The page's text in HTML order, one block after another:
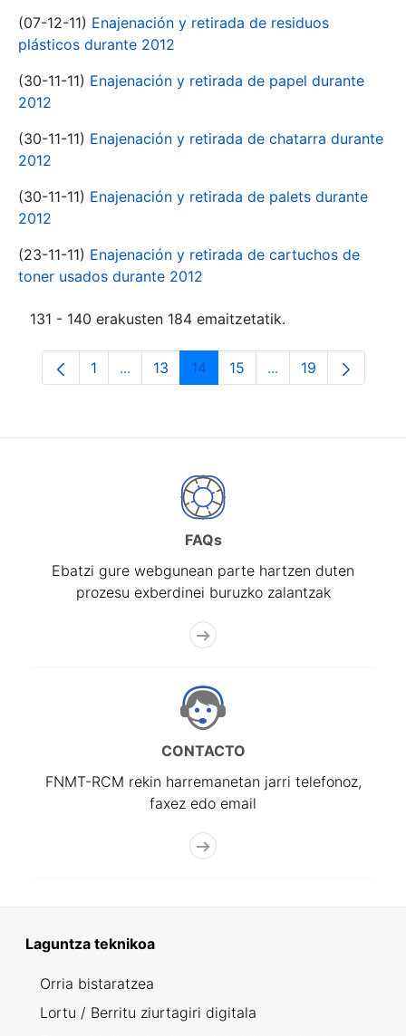
(07-12-11) Enajenación y retirada de residuos
plásticos durante 2012
(30-11-11) Enajenación y retirada de papel durante
2012
(30-11-11) Enajenación y retirada de chatarra durante
2012
(30-11-11) Enajenación y retirada de palets durante
2012
(23-11-11) Enajenación y retirada de cartuchos de
toner usados durante 2012
131 - 140 erakusten 184 emaitzetatik.
Orrialdea
1 ...Intermediate Pages Use TAB to navigate.
Orrialdea
13 Orrialdea
14 Orrialdea
15 ...Intermediate
Orrialdea
19
FAQs
Ebatzi gure webgunean parte hartzen duten
prozesu exberdinei buruzko zalantzak
CONTACTO
FNMT-RCM rekin harremanetan jarri telefonoz,
faxez edo email
Laguntza teknikoa
Orria bistaratzea
Lortu / Berritu ziurtagiri digitala